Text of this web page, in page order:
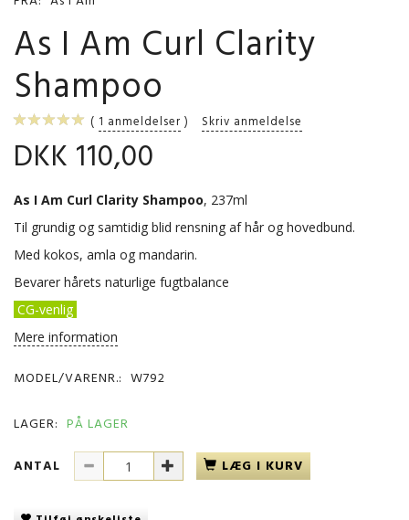
As I Am Curl Clarity
Shampoo
1 anmeldelser Skriv anmeldelse
DKK 110,00
As I Am Curl Clarity Shampoo, 237ml
Til grundig og samtidig blid rensning af hår og hovedbund.
Med kokos, amla og mandarin.
Bevarer hårets naturlige fugtbalance
CG-venlig
Mere information
MODEL/VARENR.: W792
LAGER: PÅ LAGER
ANTAL
LÆG I KURV